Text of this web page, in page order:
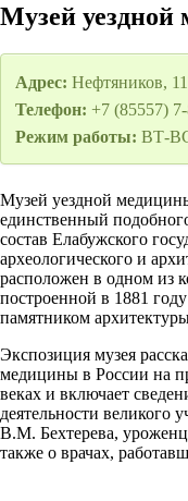
Музей
Адрес: Нефтяников,
Телефон: +7 (85557)
Режим работы: ВТ-
Музей уездной
единственный
состав Елабужского
археологического и
расположен в одном из
построенной в 1881
памятником
Экспозиция музея
медицины в России на
веках и включает
деятельности великого
В.М. Бехтерева,
также о врачах,